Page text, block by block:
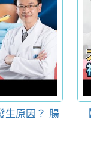
生原因？ 腸